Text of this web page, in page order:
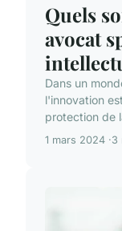
Quels
avocat
Dans un
l'innovation
protection de
1 mars 2024 3